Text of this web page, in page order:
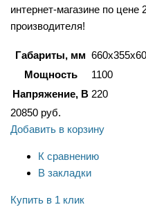
интернет-магазине по цене
производителя!
Габариты, мм
Мощность
1100
Напряжение, В 220
20850 руб.
Добавить в корзину
К сравнению
В закладки
Купить в 1 клик